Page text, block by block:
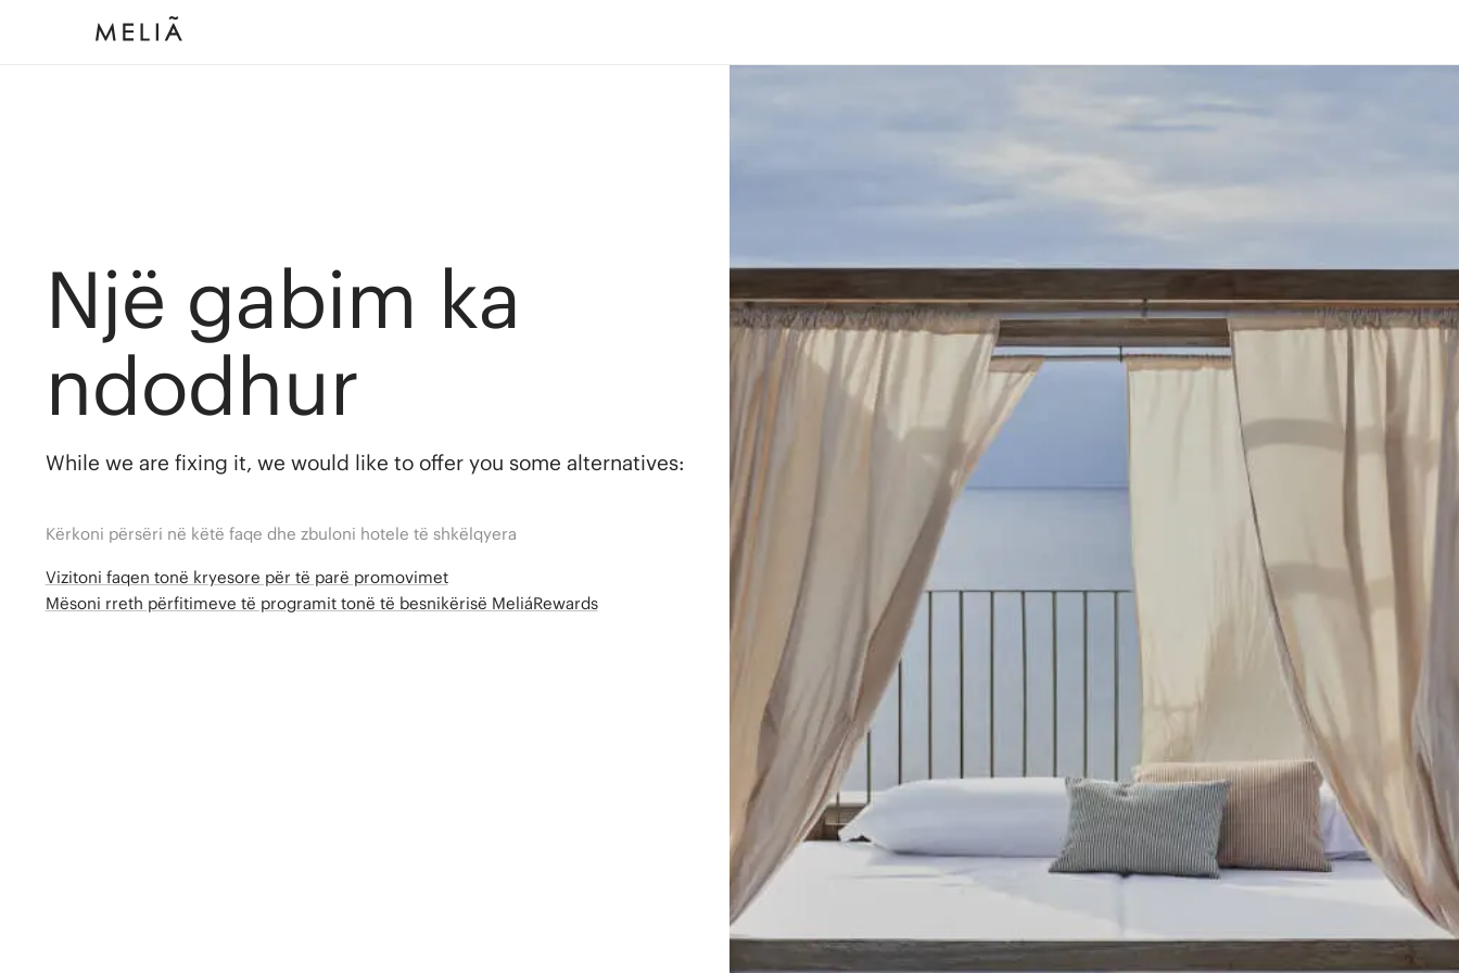
Një gabim ka
ndodhur
While we are fixing it, we would like to offer you some alternatives:
Kërkoni përsëri në këtë faqe dhe zbuloni hotele të shkëlqyera
Vizitoni faqen tonë kryesore për të parë promovimet
Mësoni rreth përfitimeve të programit tonë të besnikërisë MeliáRewards